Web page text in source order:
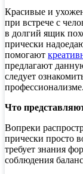
Красивые и
при встрече с
в долгий ящик
прически
помогают
предлагают
следует
профессионализме.
Что
Вопреки
прически просто
требует знания
соблюдения